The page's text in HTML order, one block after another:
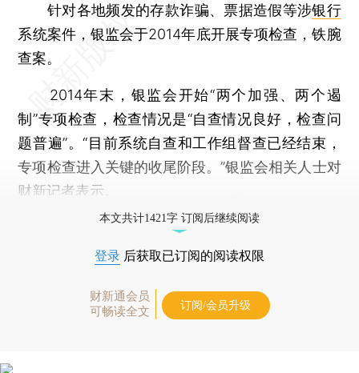
针对各地频发的存款诈骗、票据造假等涉银行
系统案件，银监会于2014年底开展专项检查，铁腕
查案。
2014年末，银监会开始“两个加强、两个遏
制”专项检查，检查情况是“自查情况良好，检查问
题普遍”。“目前系统自查和工作组督查已经结束，
专项检查进入关键的收尾阶段。”银监会相关人士对
财新记者表示。
本文共计1421字 订阅后继续阅读
登录 后获取已订阅的阅读权限
财新通会员
可畅读全文
订阅/会员升级